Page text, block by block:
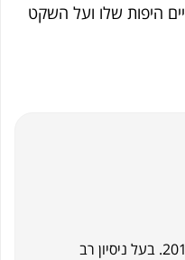
שלו ועל השקט
משנת 2011. בעל ניסיון רב